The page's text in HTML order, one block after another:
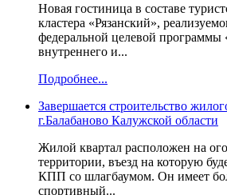
Новая гостиница в составе
кластера «Рязанский»,
федеральной целевой программы
внутреннего и...
Подробнее...
Завершается строительство
г.Балабаново Калужской области
Жилой квартал расположен на
территории, въезд на которую
КПП со шлагбаумом. Он имеет
спортивный...